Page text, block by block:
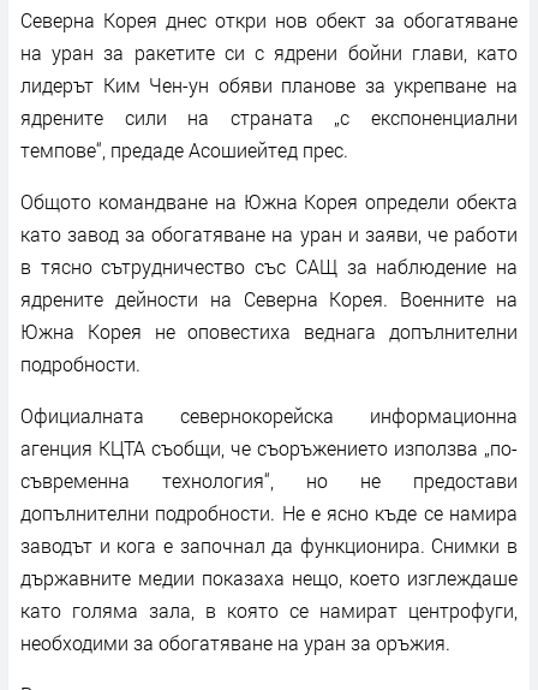
Северна Корея днес откри нов обект за обогатяване
на уран за ракетите си с ядрени бойни глави, като
лидерът Ким Чен-ун обяви планове за укрепване на
ядрените сили на страната „с експоненциални
темпове“, предаде Асошиейтед прес.
Общото командване на Южна Корея определи обекта
като завод за обогатяване на уран и заяви, че работи
в тясно сътрудничество със САЩ за наблюдение на
ядрените дейности на Северна Корея. Военните на
Южна Корея не оповестиха веднага допълнителни
подробности.
Официалната севернокорейска информационна
агенция КЦТА съобщи, че съоръжението използва „по-
съвременна технология“, но не предостави
допълнителни подробности. Не е ясно къде се намира
заводът и кога е започнал да функционира. Снимки в
държавните медии показаха нещо, което изглеждаше
като голяма зала, в която се намират центрофуги,
необходими за обогатяване на уран за оръжия.